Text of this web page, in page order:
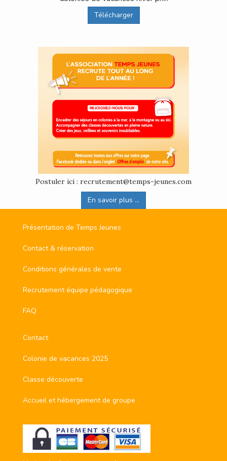
Télécharger
Postuler ici : recrutement@temps-jeunes.com
En savoir plus ...
Présentation de Temps Jeunes
Contact & réservation
Conditions générales de vente
Recrutement équipe pédagogique
FAQ
Contact
Colonie de vacances 2025
Classe découverte
Accueil et hébergement de groupe